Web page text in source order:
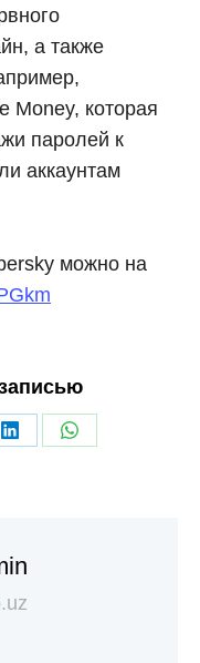
а также
Money, которая
паролей к
аккаунтам
можно на